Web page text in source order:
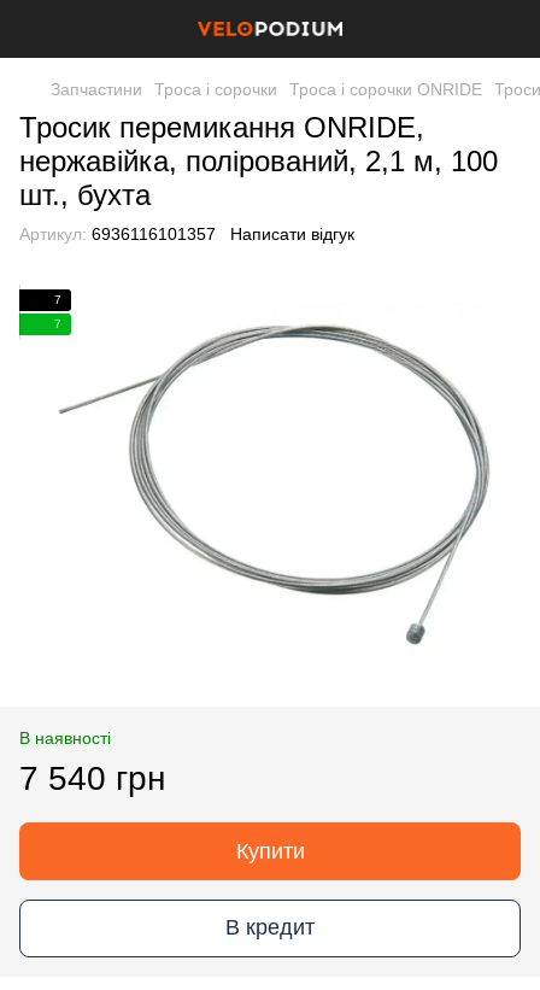
Запчастини Троса і сорочки Троса і сорочки ONRIDE
Тросик перемикання ONRIDE,
нержавійка, полірований, 2,1 м, 100
шт., бухта
Артикул: 6936116101357 Написати відгук
7
7
В наявності
7 540 грн
Купити
В кредит